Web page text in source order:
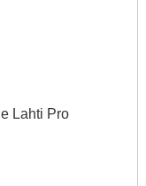
Lahti Pro